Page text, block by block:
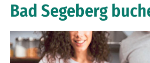
Bad Segeberg